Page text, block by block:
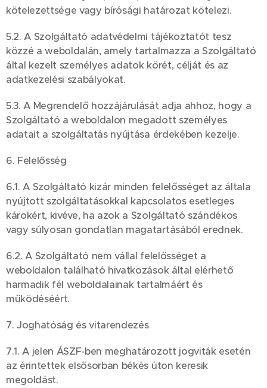
kötelezettsége vagy bírósági határozat kötelezi.
5.2. A Szolgáltató adatvédelmi tájékoztatót tesz
közzé a weboldalán, amely tartalmazza a Szolgáltató
által kezelt személyes adatok körét, célját és az
adatkezelési szabályokat.
5.3. A Megrendelő hozzájárulását adja ahhoz, hogy a
Szolgáltató a weboldalon megadott személyes
adatait a szolgáltatás nyújtása érdekében kezelje.
6. Felelősség
6.1. A Szolgáltató kizár minden felelősséget az általa
nyújtott szolgáltatásokkal kapcsolatos esetleges
károkért, kivéve, ha azok a Szolgáltató szándékos
vagy súlyosan gondatlan magatartásából erednek.
6.2. A Szolgáltató nem vállal felelősséget a
weboldalon található hivatkozások által elérhető
harmadik fél weboldalainak tartalmáért és
működéséért.
7. Joghatóság és vitarendezés
7.1. A jelen ÁSZF-ben meghatározott jogviták esetén
az érintettek elsősorban békés úton keresik
megoldást.